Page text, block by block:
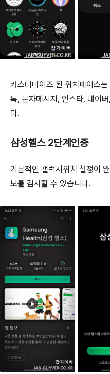
커스터마이즈 된 워치페이스
톡, 문자메시지, 인스타, 네이
다.
삼성헬스 2단계인증
기본적인 갤럭시워치 설정이
보를 검사할 수 있습니다.